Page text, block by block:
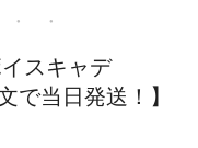
スキャデ
当日発送！】